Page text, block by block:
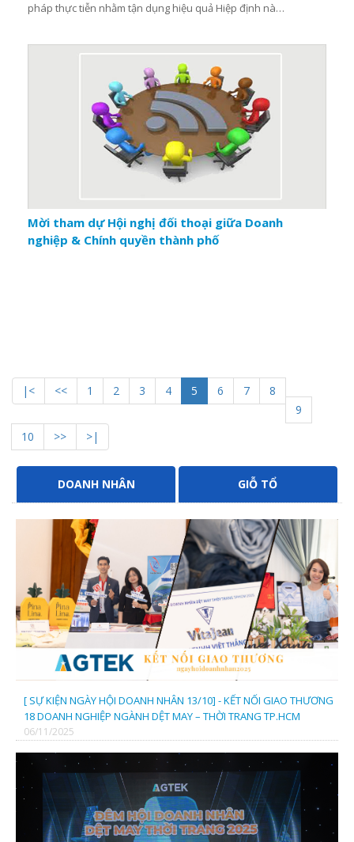
pháp thực tiễn nhằm tận dụng hiệu quả Hiệp định này
nghiệp Việt Nam (VCCI) tổ chức:
Mời tham dự Hội nghị đối thoại giữa Doanh
nghiệp & Chính quyền thành phố
|< << 1 2 3 4 5 6 7
8
9
10
>> >|
DOANH NHÂN GIỖ TỔ
[ SỰ KIỆN NGÀY HỘI DOANH NHÂN 13/10] - KẾT NỐI GIAO THƯƠNG
18 DOANH NGHIỆP NGÀNH DỆT MAY – THỜI TRANG TP.HCM
06/11/2025